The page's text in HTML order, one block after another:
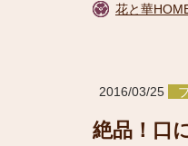
花と華
2016/03/25
絶品！口